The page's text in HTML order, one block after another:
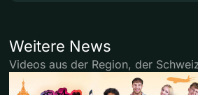
Weitere News
Videos aus der Region, der